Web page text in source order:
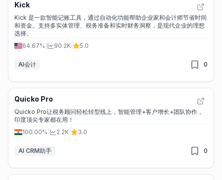
Kick
Kick 是一款智能记账工具，通过自动化功能帮助企业家和会计师节省时间
和资金。支持多实体管理、税务准备和实时财务洞察，是现代企业的理想
选择。
64.67%
90.2K 5.0
AI会计 0
Quicko Pro
Quicko Pro让税务顾问轻松转型线上，智能管理+客户增长+团队协作，
印度顶尖专家都在用！
100.00%
2.2K 3.0
AI CRM助手 0